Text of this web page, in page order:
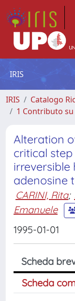
IRIS
IRIS
Catalogo
1 Contributo su
Alteration
critical
adenosine
CARINI, Rita;
Emanuele
1995-01-01
Scheda
Scheda